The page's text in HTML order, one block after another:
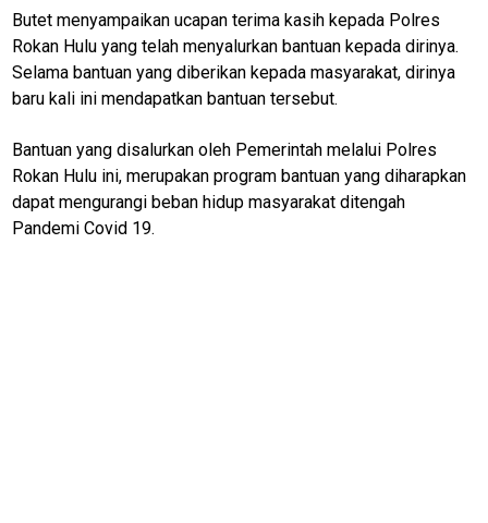
Butet menyampaikan ucapan terima kasih kepada Polres
Rokan Hulu yang telah menyalurkan bantuan kepada dirinya.
Selama bantuan yang diberikan kepada masyarakat, dirinya
baru kali ini mendapatkan bantuan tersebut.
Bantuan yang disalurkan oleh Pemerintah melalui Polres
Rokan Hulu ini, merupakan program bantuan yang diharapkan
dapat mengurangi beban hidup masyarakat ditengah
Pandemi Covid 19.
Home
W